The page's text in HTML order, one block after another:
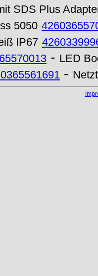
SDS Plus
5050
IP67
- LED
-